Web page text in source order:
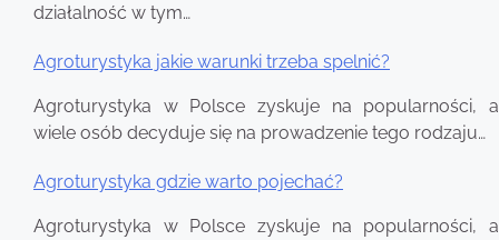
działalność w tym…
Agroturystyka jakie warunki trzeba spelnić?
Agroturystyka w Polsce zyskuje na popularności, a
wiele osób decyduje się na prowadzenie tego rodzaju…
Agroturystyka gdzie warto pojechać?
Agroturystyka w Polsce zyskuje na popularności, a